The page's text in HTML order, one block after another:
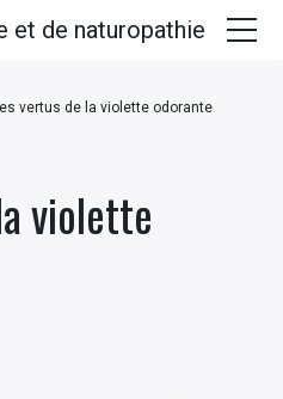
violette
vertus de la violette odorante
et de naturopathie